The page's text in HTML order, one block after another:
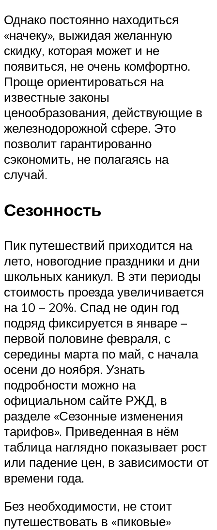
Однако постоянно находиться
«начеку», выжидая желанную
скидку, которая может и не
появиться, не очень комфортно.
Проще ориентироваться на
известные законы
ценообразования, действующие в
железнодорожной сфере. Это
позволит гарантированно
сэкономить, не полагаясь на
случай.
Сезонность
Пик путешествий приходится на
лето, новогодние праздники и дни
школьных каникул. В эти периоды
стоимость проезда увеличивается
на 10 – 20%. Спад не один год
подряд фиксируется в январе –
первой половине февраля, с
середины марта по май, с начала
осени до ноября. Узнать
подробности можно на
официальном сайте РЖД, в
разделе «Сезонные изменения
тарифов». Приведенная в нём
таблица наглядно показывает рост
или падение цен, в зависимости от
времени года.
Без необходимости, не стоит
путешествовать в «пиковые»